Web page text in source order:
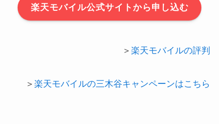
楽天モバイル公式サイトから申し込む
＞楽天モバイルの評判
＞楽天モバイルの三木谷キャンペーンはこちら